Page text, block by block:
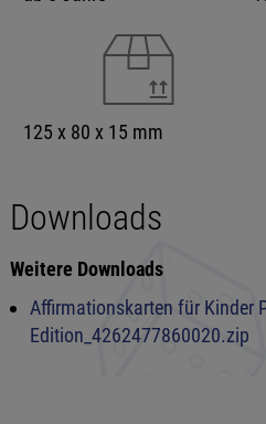
125 x 80 x 15 mm
Downloads
Weitere Downloads
Affirmationskarten für Kinder
Edition_4262477860020.zip